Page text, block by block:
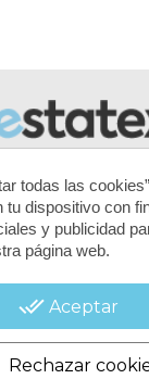
CON
todas las
tu dispositivo con
y publicidad
página web.
done_all Aceptar
Rechazar